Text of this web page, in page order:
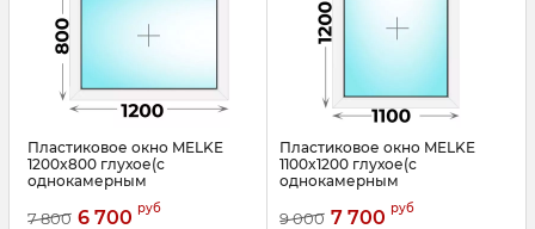
Пластиковое окно MELKE
1200x800 глухое(с
однокамерным
Артикул: 3574
7 800 6 700 руб
Пластиковое окно MELKE
1100x1200 глухое(с
однокамерным
Артикул: 3573
9 000 7 700 руб